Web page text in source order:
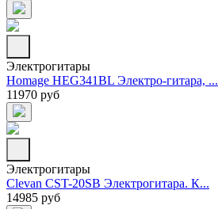
Электрогитары
Homage HEG341BL Электро-гитара, ...
11970 руб
Электрогитары
Clevan CST-20SB Электрогитара. К...
14985 руб